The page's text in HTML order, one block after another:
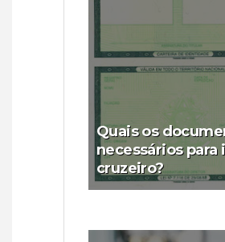
Quais os
necessários para
cruzeiro?